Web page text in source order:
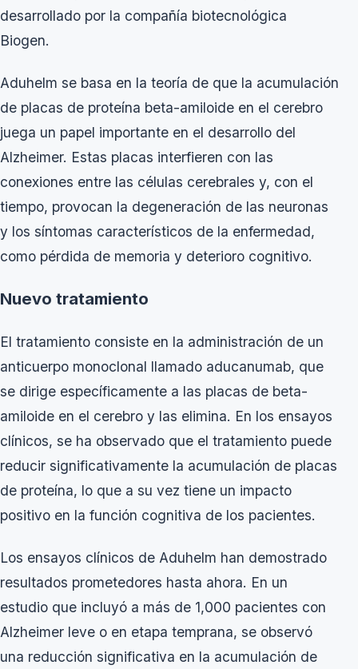
desarrollado por la compañía biotecnológica
Biogen.
Aduhelm se basa en la teoría de que la acumulación
de placas de proteína beta-amiloide en el cerebro
juega un papel importante en el desarrollo del
Alzheimer. Estas placas interfieren con las
conexiones entre las células cerebrales y, con el
tiempo, provocan la degeneración de las neuronas
y los síntomas característicos de la enfermedad,
como pérdida de memoria y deterioro cognitivo.
Nuevo tratamiento
El tratamiento consiste en la administración de un
anticuerpo monoclonal llamado aducanumab, que
se dirige específicamente a las placas de beta-
amiloide en el cerebro y las elimina. En los ensayos
clínicos, se ha observado que el tratamiento puede
reducir significativamente la acumulación de placas
de proteína, lo que a su vez tiene un impacto
positivo en la función cognitiva de los pacientes.
Los ensayos clínicos de Aduhelm han demostrado
resultados prometedores hasta ahora. En un
estudio que incluyó a más de 1,000 pacientes con
Alzheimer leve o en etapa temprana, se observó
una reducción significativa en la acumulación de